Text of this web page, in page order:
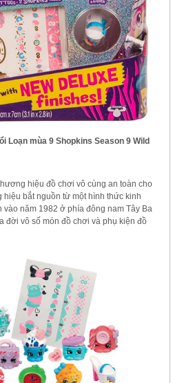
Loạn mùa 9 Shopkins Season 9 Wild
hiệu đồ chơi vô cùng an toàn cho
bắt nguồn từ một hình thức kinh
năm 1982 ở phía đông nam Tây Ba
đời vô số món đồ chơi và phụ kiện đồ